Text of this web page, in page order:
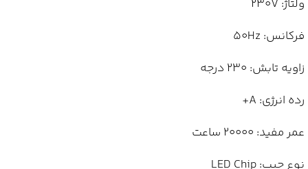
ولتاژ: 230V
فرکانس: 50Hz
زاویه تابش: 230 درجه
رده انرژی: A+
عمر مفید: 20000 ساعت
نوع چیپ: LED Chip